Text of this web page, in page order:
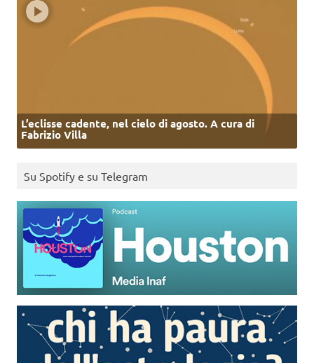
L’eclisse cadente, nel cielo di agosto. A cura di
Fabrizio Villa
Su Spotify e su Telegram